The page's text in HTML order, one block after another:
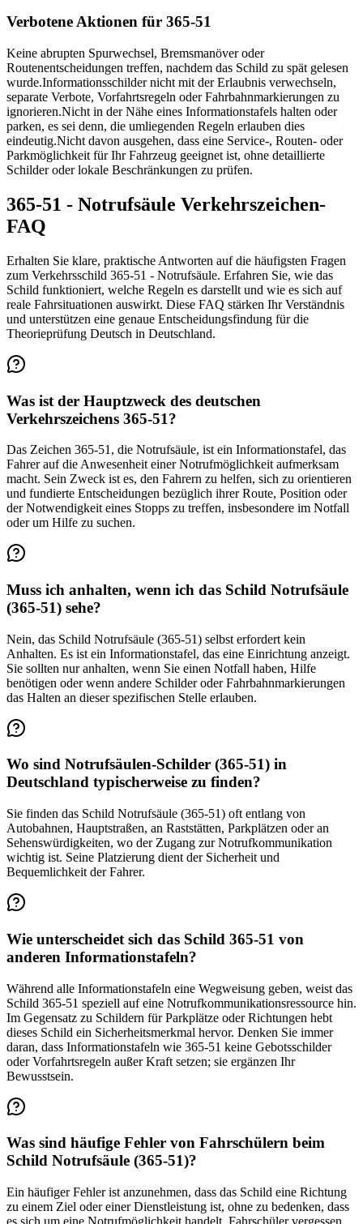
Verbotene Aktionen für 365-51
Keine abrupten Spurwechsel, Bremsmanöver oder
Routenentscheidungen treffen, nachdem das Schild zu spät gelesen
wurde.Informationsschilder nicht mit der Erlaubnis verwechseln,
separate Verbote, Vorfahrtsregeln oder Fahrbahnmarkierungen zu
ignorieren.Nicht in der Nähe eines Informationstafels halten oder
parken, es sei denn, die umliegenden Regeln erlauben dies
eindeutig.Nicht davon ausgehen, dass eine Service-, Routen- oder
Parkmöglichkeit für Ihr Fahrzeug geeignet ist, ohne detaillierte
Schilder oder lokale Beschränkungen zu prüfen.
365-51 - Notrufsäule Verkehrszeichen-
FAQ
Erhalten Sie klare, praktische Antworten auf die häufigsten Fragen
zum Verkehrsschild 365-51 - Notrufsäule. Erfahren Sie, wie das
Schild funktioniert, welche Regeln es darstellt und wie es sich auf
reale Fahrsituationen auswirkt. Diese FAQ stärken Ihr Verständnis
und unterstützen eine genaue Entscheidungsfindung für die
Theorieprüfung Deutsch in Deutschland.
Was ist der Hauptzweck des deutschen
Verkehrszeichens 365-51?
Das Zeichen 365-51, die Notrufsäule, ist ein Informationstafel, das
Fahrer auf die Anwesenheit einer Notrufmöglichkeit aufmerksam
macht. Sein Zweck ist es, den Fahrern zu helfen, sich zu orientieren
und fundierte Entscheidungen bezüglich ihrer Route, Position oder
der Notwendigkeit eines Stopps zu treffen, insbesondere im Notfall
oder um Hilfe zu suchen.
Muss ich anhalten, wenn ich das Schild Notrufsäule
(365-51) sehe?
Nein, das Schild Notrufsäule (365-51) selbst erfordert kein
Anhalten. Es ist ein Informationstafel, das eine Einrichtung anzeigt.
Sie sollten nur anhalten, wenn Sie einen Notfall haben, Hilfe
benötigen oder wenn andere Schilder oder Fahrbahnmarkierungen
das Halten an dieser spezifischen Stelle erlauben.
Wo sind Notrufsäulen-Schilder (365-51) in
Deutschland typischerweise zu finden?
Sie finden das Schild Notrufsäule (365-51) oft entlang von
Autobahnen, Hauptstraßen, an Raststätten, Parkplätzen oder an
Sehenswürdigkeiten, wo der Zugang zur Notrufkommunikation
wichtig ist. Seine Platzierung dient der Sicherheit und
Bequemlichkeit der Fahrer.
Wie unterscheidet sich das Schild 365-51 von
anderen Informationstafeln?
Während alle Informationstafeln eine Wegweisung geben, weist das
Schild 365-51 speziell auf eine Notrufkommunikationsressource hin.
Im Gegensatz zu Schildern für Parkplätze oder Richtungen hebt
dieses Schild ein Sicherheitsmerkmal hervor. Denken Sie immer
daran, dass Informationstafeln wie 365-51 keine Gebotsschilder
oder Vorfahrtsregeln außer Kraft setzen; sie ergänzen Ihr
Bewusstsein.
Was sind häufige Fehler von Fahrschülern beim
Schild Notrufsäule (365-51)?
Ein häufiger Fehler ist anzunehmen, dass das Schild eine Richtung
zu einem Ziel oder einer Dienstleistung ist, ohne zu bedenken, dass
es sich um eine Notrufmöglichkeit handelt. Fahrschüler vergessen